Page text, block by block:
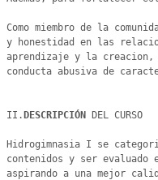
Como miembro de la
y honestidad en las
aprendizaje y la creacion,
conducta abusiva de
II. DESCRIPCIÓN DEL CURSO
Hidrogimnasia I se
contenidos y ser evaluado
aspirando a una mejor